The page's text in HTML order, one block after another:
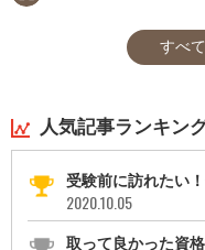
すべ
人気記事ランキン
受験前に訪れたい
2020.10.05
取って良かった資